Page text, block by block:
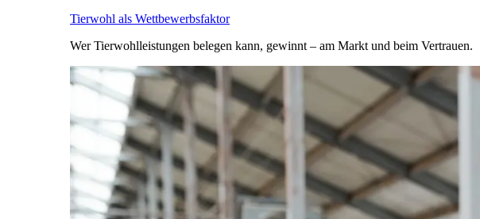
Tierwohl als Wettbewerbsfaktor
Wer Tierwohlleistungen belegen kann, gewinnt – am Markt und beim Vertrauen.